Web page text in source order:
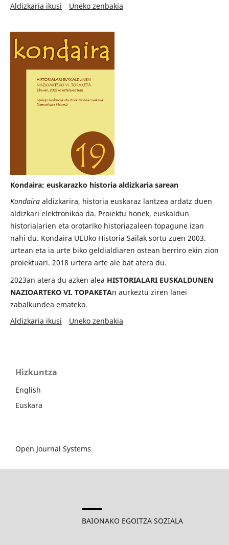
Aldizkaria ikusi
Uneko zenbakia
Kondaira: euskarazko historia aldizkaria sarean
Kondairaaldizkarira, historia euskaraz lantzea ardatz duen
aldizkari elektronikoa da. Proiektu honek, euskaldun
historialarien eta orotariko historiazaleen topagune izan
nahi du. Kondaira UEUko Historia Sailak sortu zuen 2003.
urtean eta ia urte biko geldialdiaren ostean berriro ekin zion
proiektuari. 2018 urtera arte ale bat atera du.
2023an atera du azken alea HISTORIALARI EUSKALDUNEN
NAZIOARTEKO VI. TOPAKETAn aurkeztu ziren lanei
zabalkundea emateko.
Aldizkaria ikusi
Uneko zenbakia
Hizkuntza
English
Euskara
Open Journal Systems
BAIONAKO EGOITZA SOZIALA